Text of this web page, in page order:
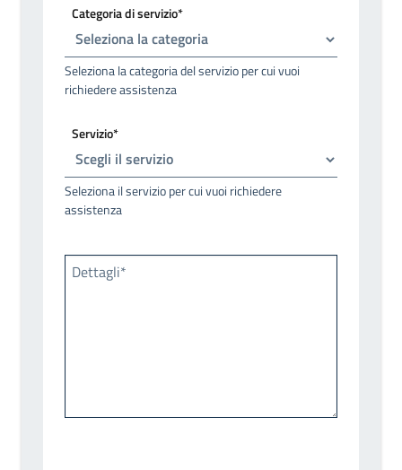
Categoria di servizio*
Seleziona la categoria del servizio per cui vuoi
richiedere assistenza
Servizio*
Seleziona il servizio per cui vuoi richiedere
assistenza
Dettagli*